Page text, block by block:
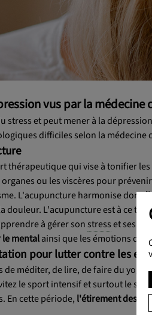
vus par la médecine
stress et peut mener à la
difficiles selon la médecine
thérapeutique qui vise à tonifier les
ou les viscères pour
L'acupuncture harmonise donc
douleur. L'acupuncture est à ce
à gérer son stresset ses
mentalainsi que les émotions du
pour lutter contre les
de méditer, de lire, de faire du
le sport intensif et surtout le soir.
En cette période, l'étirement des